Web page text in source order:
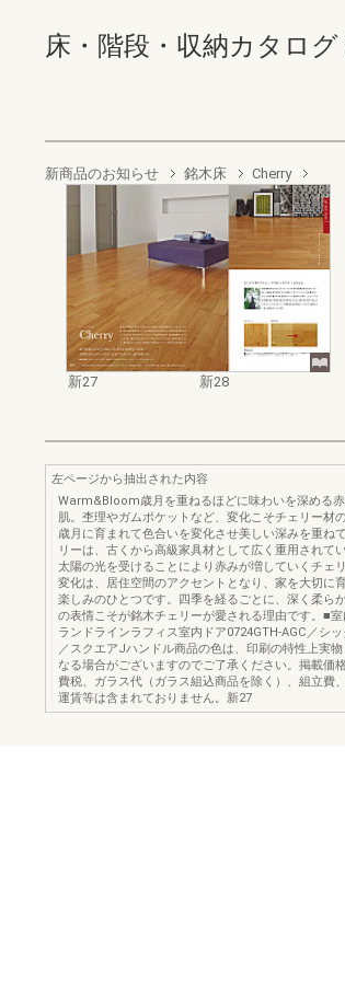
床・階段・収納カタロ
新商品のお知らせ 銘木床 Cherry
新27 新28
左ページから抽出された内容
Warm&Bloom歳月を重ねるほどに味わいを深める
肌。杢理やガムポケットなど、変化こそチェリー材の
歳月に育まれて色合いを変化させ美しい深みを重ね
リーは、古くから高級家具材として広く重用されてい
太陽の光を受けることにより赤みが増していくチェ
変化は、居住空間のアクセントとなり、家を大切に
楽しみのひとつです。四季を経るごとに、深く柔ら
の表情こそが銘木チェリーが愛される理由です。■
ランドラインラフィス室内ドア0724GTH-AGC／シ
／スクエアJハンドル商品の色は、印刷の特性上実
なる場合がございますのでご了承ください。掲載価
費税、ガラス代（ガラス組込商品を除く）、組立費、
運賃等は含まれておりません。新27